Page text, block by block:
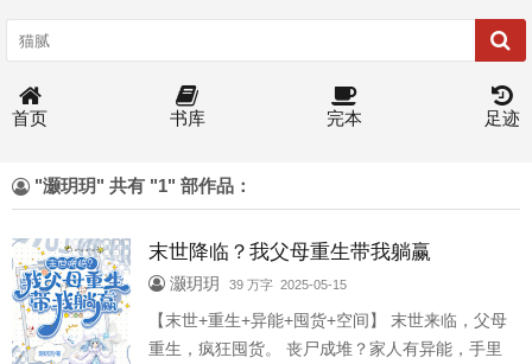
首页 书库 完本 足迹
"灏玥玥" 共有 "1" 部作品：
末世降临？我父母重生带我躺赢
灏玥玥 39 万字 2025-05-15
【末世+重生+异能+囤货+空间】 末世来临，父母
重生，疯狂囤货。 丧尸成堆？家人有异能，手里